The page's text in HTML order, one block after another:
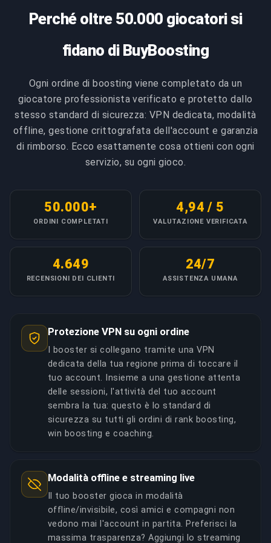
COPIA LINK
direttamente il tuo successo nei piazzamenti CWL,
di spinta trofei, e protezione risorse durante il
COPIA LINK
in guerra. I layout della Base del Costruttore
della Capitale del Clan a seconda della dimensione e
completamento in giornata quando hai bisogno di
una base urgentemente. Raggruppa più basi insieme
per - perfetto per aggiornare la tua base del Villaggio
Principale, Base da Guerra e Base del Costruttore
simultaneamente.
Perché oltre 50.000 giocatori si
fidano di BuyBoosting
Ogni ordine di boosting viene completato da un
giocatore professionista verificato e protetto dallo
stesso standard di sicurezza: VPN dedicata, modalità
offline, gestione crittografata dell'account e garanzia
di rimborso. Ecco esattamente cosa ottieni con ogni
servizio, su ogni gioco.
ORDINI COMPLETATI
50.000+
VALUTAZIONE VERIFICATA
4,94 / 5
RECENSIONI DEI CLIENTI
4.649
ASSISTENZA UMANA
24/7
Protezione VPN su ogni ordine
I booster si collegano tramite una VPN
dedicata della tua regione prima di toccare il
tuo account. Insieme a una gestione attenta
delle sessioni, l'attività del tuo account
sembra la tua: questo è lo standard di
sicurezza su tutti gli ordini di rank boosting,
win boosting e coaching.
Modalità offline e streaming live
Il tuo booster gioca in modalità
offline/invisibile, così amici e compagni non
vedono mai l'account in partita. Preferisci la
massima trasparenza? Aggiungi lo streaming